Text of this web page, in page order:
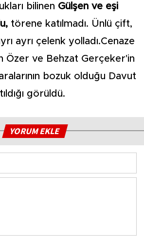
bilinen Gülşen ve eşi
törene katılmadı. Ünlü çift,
ayrı çelenk yolladı.Cenaze
Özer ve Behzat Gerçeker'in
bozuk olduğu Davut
görüldü.
YORUM EKLE